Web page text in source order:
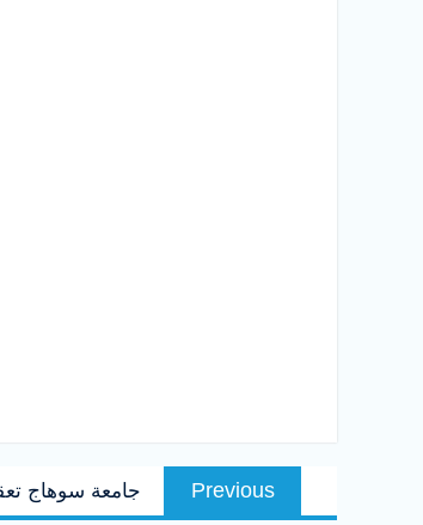
Previous جامعة سوهاج